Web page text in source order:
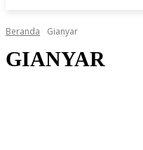
Beranda Gianyar
GIANYAR